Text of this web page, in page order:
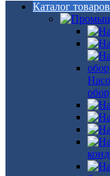
Каталог товаров